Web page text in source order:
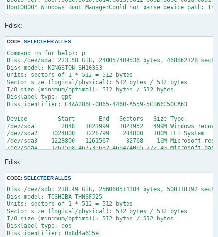
Fdisk:
CODE: SELECTEER ALLES
Command (m for help): p
Disk /dev/sda: 223.58 GiB, 240057409536 bytes, 468862128
Disk model: KINGSTON SH103S3
Units: sectors of 1 * 512 = 512 bytes
Sector size (logical/physical): 512 bytes / 512 bytes
I/O size (minimum/optimal): 512 bytes / 512 bytes
Disklabel type: gpt
Disk identifier: E4AA286F-0B65-4460-A559-5CB66C50CA63
Device         Start       End   Sectors   Size Type
/dev/sda1       2048   1023999   1021952   499M Windows
/dev/sda2    1024000   1228799    204800   100M EFI System
/dev/sda3    1228800   1261567     32768    16M Microsoft
/dev/sda4    1261568 467735632 466474065 222.4G Microsoft
Fdisk:
CODE: SELECTEER ALLES
Disk /dev/sdb: 238.49 GiB, 256060514304 bytes, 500118192
Disk model: TOSHIBA THNSFJ25
Units: sectors of 1 * 512 = 512 bytes
Sector size (logical/physical): 512 bytes / 512 bytes
I/O size (minimum/optimal): 512 bytes / 512 bytes
Disklabel type: dos
Disk identifier: 0x8d4a635e